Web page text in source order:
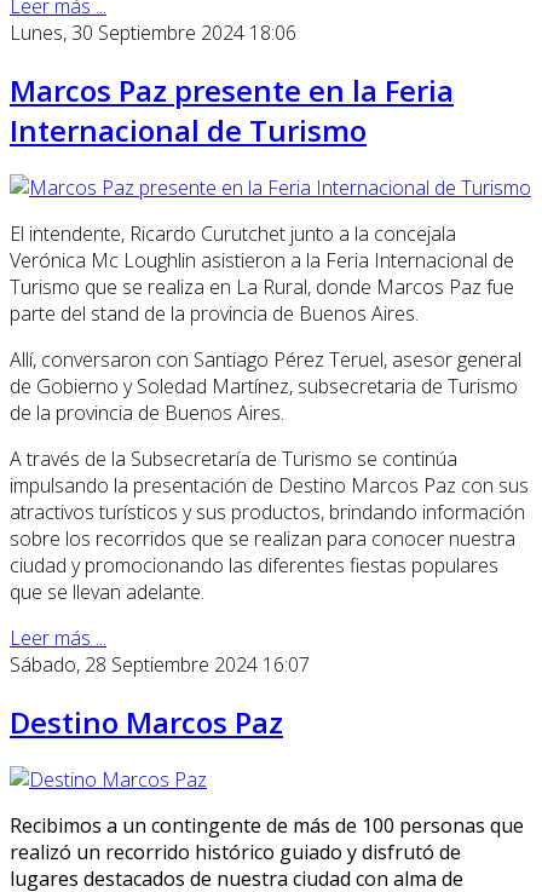
Leer más ...
Lunes, 30 Septiembre 2024 18:06
Marcos Paz presente en la Feria
Internacional de Turismo
El intendente, Ricardo Curutchet junto a la concejala
Verónica Mc Loughlin asistieron a la Feria Internacional de
Turismo que se realiza en La Rural, donde Marcos Paz fue
parte del stand de la provincia de Buenos Aires.
Allí, conversaron con Santiago Pérez Teruel, asesor general
de Gobierno y Soledad Martínez, subsecretaria de Turismo
de la provincia de Buenos Aires.
A través de la Subsecretaría de Turismo se continúa
impulsando la presentación de Destino Marcos Paz con sus
atractivos turísticos y sus productos, brindando información
sobre los recorridos que se realizan para conocer nuestra
ciudad y promocionando las diferentes fiestas populares
que se llevan adelante.
Leer más ...
Sábado, 28 Septiembre 2024 16:07
Destino Marcos Paz
Recibimos a un contingente de más de 100 personas que
realizó un recorrido histórico guiado y disfrutó de
lugares destacados de nuestra ciudad con alma de